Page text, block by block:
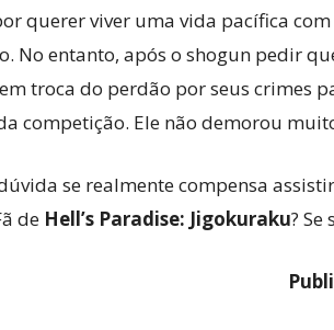
querer viver uma vida pacífica
No entanto, após o shogun pedir
troca do perdão por seus crimes
competição. Ele não demorou
se realmente compensa
de Hell’s Paradise: Jigokuraku?